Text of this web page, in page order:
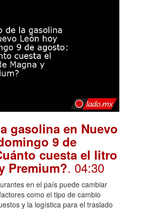
gasolina en Nuevo
9 de
cuesta el litro
Premium?. 04:30
en el país puede cambiar
como el tipo de cambio
y la logística para el traslado